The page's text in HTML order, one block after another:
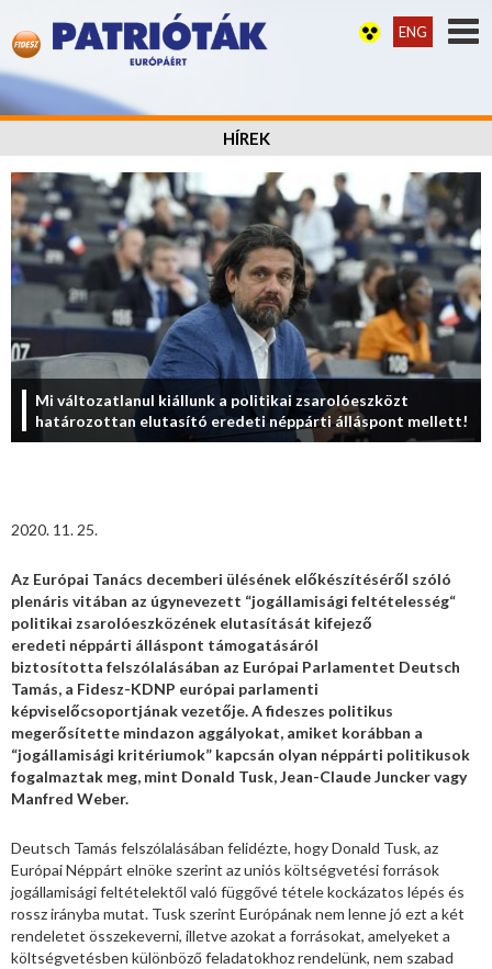
ENG
HÍREK
Mi változatlanul kiállunk a politikai zsarolóeszközt
határozottan elutasító eredeti néppárti álláspont mellett!
2020. 11. 25.
Az Európai Tanács decemberi ülésének előkészítéséről szóló
plenáris vitában az úgynevezett “jogállamisági feltételesség“
politikai zsarolóeszközének elutasítását kifejező
eredeti néppárti álláspont támogatásáról
biztosította felszólalásában az Európai Parlamentet Deutsch
Tamás, a Fidesz-KDNP európai parlamenti
képviselőcsoportjának vezetője. A fideszes politikus
megerősítette mindazon aggályokat, amiket korábban a
“jogállamisági kritériumok” kapcsán olyan néppárti politikusok
fogalmaztak meg, mint Donald Tusk, Jean-Claude Juncker vagy
Manfred Weber.
Deutsch Tamás felszólalásában felidézte, hogy Donald Tusk, az
Európai Néppárt elnöke szerint az uniós költségvetési források
jogállamisági feltételektől való függővé tétele kockázatos lépés és
rossz irányba mutat. Tusk szerint Európának nem lenne jó ezt a két
rendeletet összekeverni, illetve azokat a forrásokat, amelyeket a
költségvetésben különböző feladatokhoz rendelünk, nem szabad